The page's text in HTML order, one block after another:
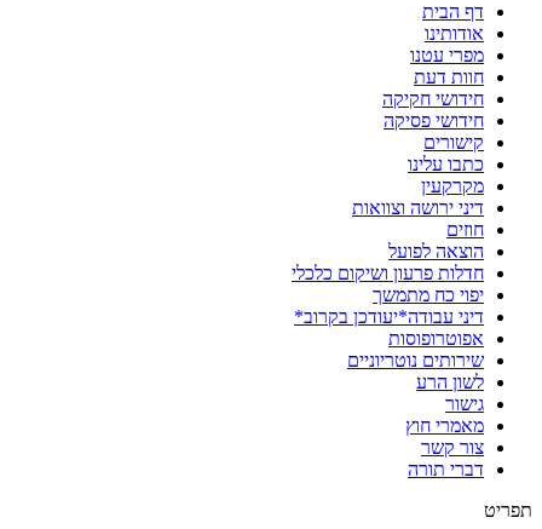
דף הבית
אודותינו
מפרי עטנו
חוות דעת
חידושי חקיקה
חידושי פסיקה
קישורים
כתבו עלינו
מקרקעין
דיני ירושה וצוואות
חוזים
הוצאה לפועל
חדלות פרעון ושיקום כלכלי
יפוי כח מתמשך
דיני עבודה*יעודכן בקרוב*
אפוטרופוסות
שירותים נוטריוניים
לשון הרע
גישור
מאמרי חוץ
צור קשר
דברי תורה
תפריט